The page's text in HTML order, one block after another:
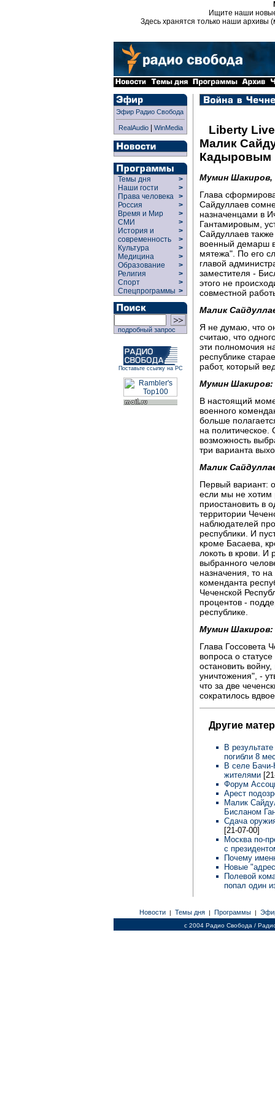
Ищите наши
Здесь хранятся только наши архивы
Эфир Радио Свобода
RealAudio| WinMedia
Темы дня
>
Наши гости
>
Права человека >
Россия
>
Время и Мир
>
СМИ
>
История и
современность
>
>
Культура
>
Медицина
>
Образование
>
Религия
>
Спорт
>
Спецпрограммы >
подробный запрос
Поставьте ссылку на РС
Liberty
Малик
Кадыровым
Мумин Шакиров,
Глава
Сайдуллаев
назначенцами в
Гантамировым,
Сайдуллаев
военный демарш
мятежа". По его
главой
заместителя -
этого не
совместной
Малик
Я не думаю, что
считаю, что
эти полномочия
республике
работ, который
Мумин Шакиров:
В настоящий
военного
больше
на
возможность
три варианта
Малик
Первый вариант:
если мы не хотим
приостановить в
территории
наблюдателей
республики. И
кроме Басаева,
локоть в крови. И
выбранного
назначения, то
коменданта
Чеченской
процентов -
республике.
Мумин Шакиров:
Глава Госсовета
вопроса о
остановить
уничтожения", -
что за две
сократилось
Другие
В
погибли 8
В селе
жителями
Форум
Арест
Малик
Бисланом
Сдача
[21-07-00]
Москва по-
с
Почему
Новые
Полевой
попал один
Новости | Темы дня | Программы |
c 2004 Радио Свобода /